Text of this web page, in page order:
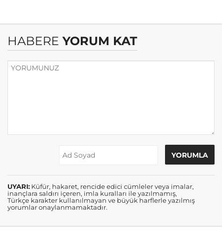
HABERE YORUM KAT
UYARI: Küfür, hakaret, rencide edici cümleler veya imalar,
inançlara saldırı içeren, imla kuralları ile yazılmamış,
Türkçe karakter kullanılmayan ve büyük harflerle yazılmış
yorumlar onaylanmamaktadır.